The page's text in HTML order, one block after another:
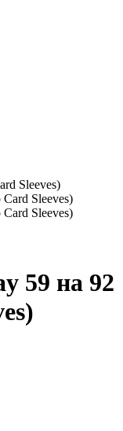
Sleeves)
59 на 92